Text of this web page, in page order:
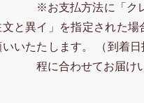
と異
いた
※お支払方法に「ク
イ」を指定された場
たします。 （到着
程に合わせてお届け